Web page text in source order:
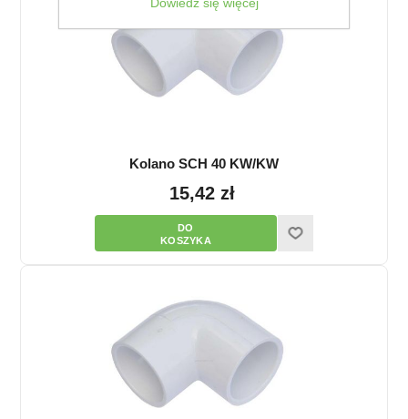
Kolano SCH 40 KW/KW
15,42 zł